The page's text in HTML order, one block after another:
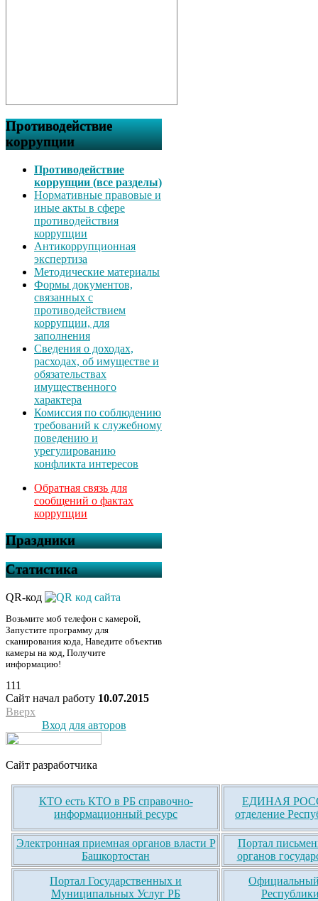
Противодействие
коррупции
Противодействие
коррупции (все разделы)
Нормативные правовые и
иные акты в сфере
противодействия
коррупции
Антикоррупционная
экспертиза
Методические материалы
Формы документов,
связанных с
противодействием
коррупции, для
заполнения
Сведения о доходах,
расходах, об имуществе и
обязательствах
имущественного
характера
Комиссия по соблюдению
требований к служебному
поведению и
урегулированию
конфликта интересов
Обратная связь для
сообщений о фактах
коррупции
Праздники
Статистика
QR-код
Возьмите моб телефон с камерой,
Запустите программу для
сканирования кода, Наведите объектив
камеры на код, Получите
информацию!
111
Сайт начал работу 10.07.2015
Вверх
Вход для авторов
Сайт разработчика
КТО есть КТО в РБ справочно-
информационный ресурс
ЕДИНАЯ
отделение
Электронная приемная органов власти Р
Башкортостан
Портал
органов
Портал Государственных и
Муниципальных Услуг РБ
Официальный